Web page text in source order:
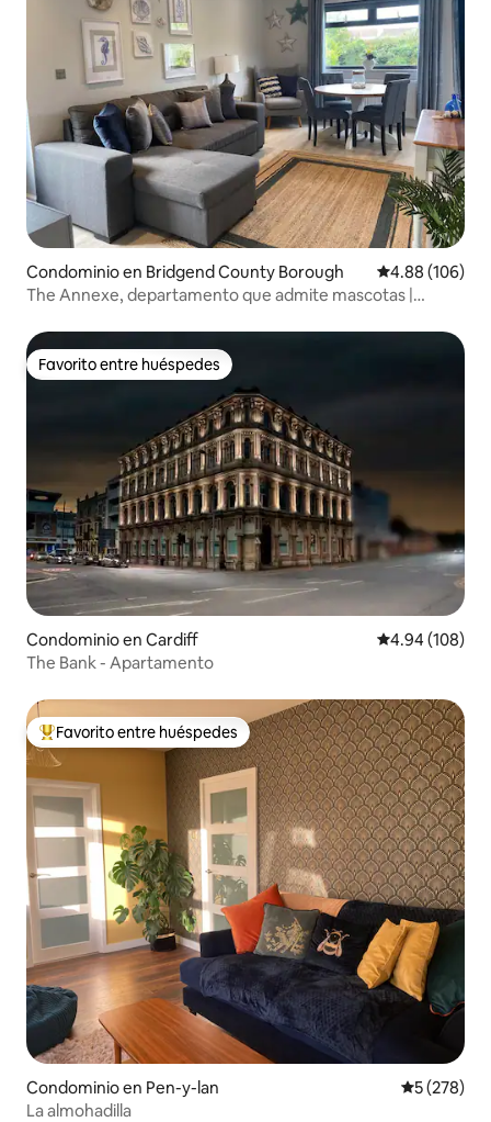
Condominio en Bridgend County Borough Calificación
4.88 (106)
The Annexe, departamento que admite mascotas |
Favorito entre huéspedes
Favorito entre huéspedes
Condominio en Cardiff Calificación
4.94 (108)
The Bank - Apartamento
De los mejores en Favorito entre huéspedes
Favorito entre huéspedes
Condominio en Pen-y-lan
5 (278)
La almohadilla